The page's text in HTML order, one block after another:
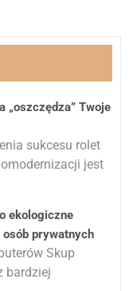
„oszczędza” Twoje
sukcesu rolet
jest
ekologiczne
prywatnych
Skup
bardziej